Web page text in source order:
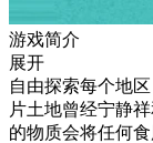
游戏简介
展开
自由探索每个地
片土地曾经宁静
的物质会将任何